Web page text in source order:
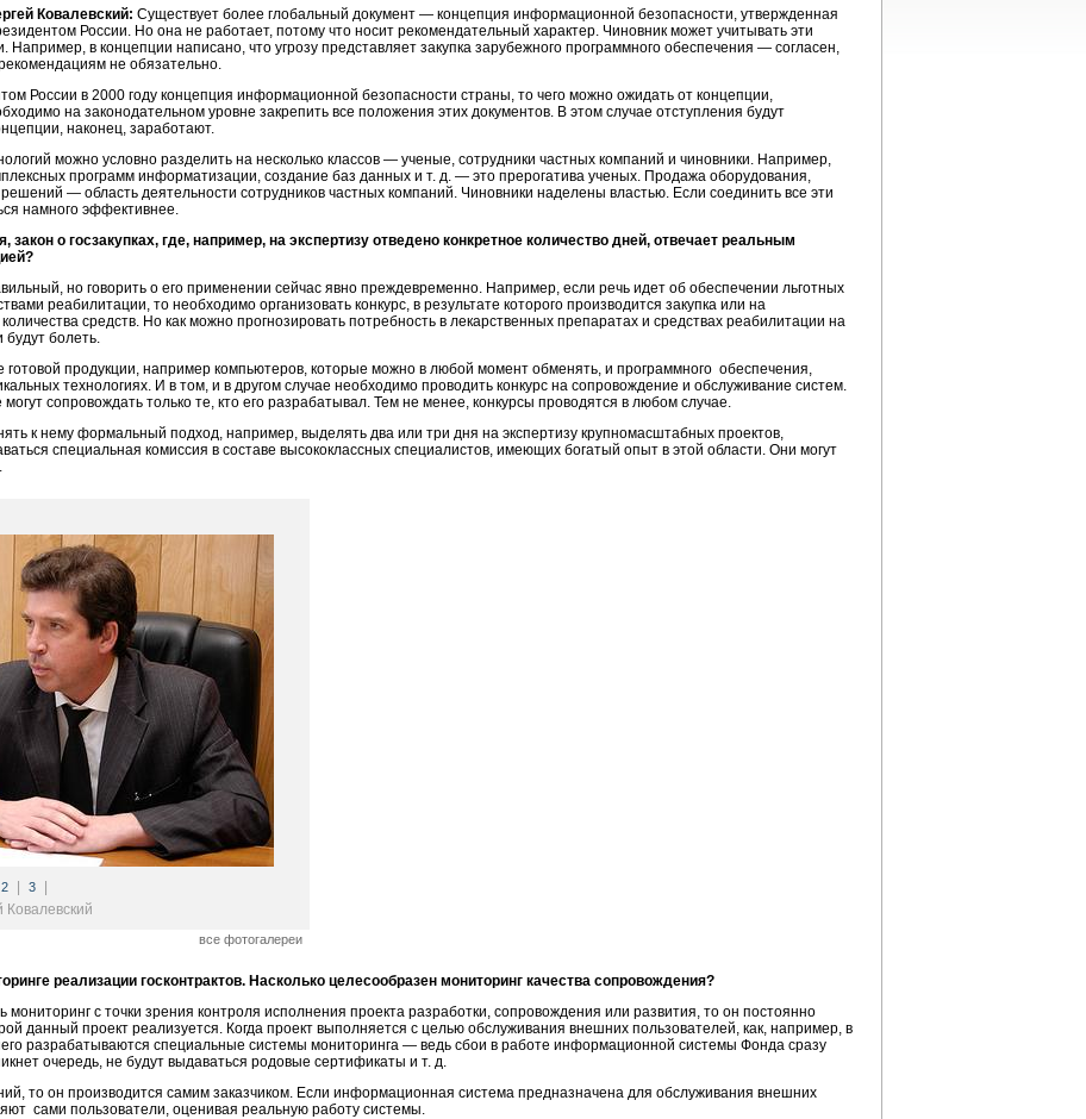
Ковалевский: Существует более глобальный документ — концепция информационной безопасности, утвержденная
России. Но она не работает, потому что носит рекомендательный характер. Чиновник может учитывать эти
в концепции написано, что угрозу представляет закупка зарубежного программного обеспечения — согласен,
не обязательно.
России в 2000 году концепция информационной безопасности страны, то чего можно ожидать от концепции,
на законодательном уровне закрепить все положения этих документов. В этом случае отступления будут
наконец, заработают.
можно условно разделить на несколько классов — ученые, сотрудники частных компаний и чиновники. Например,
программ информатизации, создание баз данных и т. д. — это прерогатива ученых. Продажа оборудования,
— область деятельности сотрудников частных компаний. Чиновники наделены властью. Если соединить все эти
намного эффективнее.
закон о госзакупках, где, например, на экспертизу отведено конкретное количество дней, отвечает реальным
но говорить о его применении сейчас явно преждевременно. Например, если речь идет об обеспечении льготных
реабилитации, то необходимо организовать конкурс, в результате которого производится закупка или на
средств. Но как можно прогнозировать потребность в лекарственных препаратах и средствах реабилитации на
будут болеть.
готовой продукции, например компьютеров, которые можно в любой момент обменять, и программного обеспечения,
технологиях. И в том, и в другом случае необходимо проводить конкурс на сопровождение и обслуживание систем.
сопровождать только те, кто его разрабатывал. Тем не менее, конкурсы проводятся в любом случае.
к нему формальный подход, например, выделять два или три дня на экспертизу крупномасштабных проектов,
специальная комиссия в составе высококлассных специалистов, имеющих богатый опыт в этой области. Они могут
2 3
Ковалевский
все фотогалереи
реализации госконтрактов. Насколько целесообразен мониторинг качества сопровождения?
мониторинг с точки зрения контроля исполнения проекта разработки, сопровождения или развития, то он постоянно
данный проект реализуется. Когда проект выполняется с целью обслуживания внешних пользователей, как, например, в
разрабатываются специальные системы мониторинга — ведь сбои в работе информационной системы Фонда сразу
очередь, не будут выдаваться родовые сертификаты и т. д.
то он производится самим заказчиком. Если информационная система предназначена для обслуживания внешних
сами пользователи, оценивая реальную работу системы.